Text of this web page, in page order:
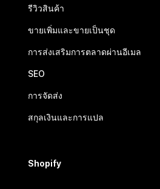
รีวิวสินค้า
ขายเพิ่มและขายเป็นชุด
การส่งเสริมการตลาดผ่านอีเมล
SEO
การจัดส่ง
สกุลเงินและการแปล
Shopify